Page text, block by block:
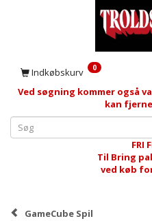
Indkøbskurv 0
Ved søgning kommer også
kan
FRI
Til Bring
ved køb
GameCube Spil